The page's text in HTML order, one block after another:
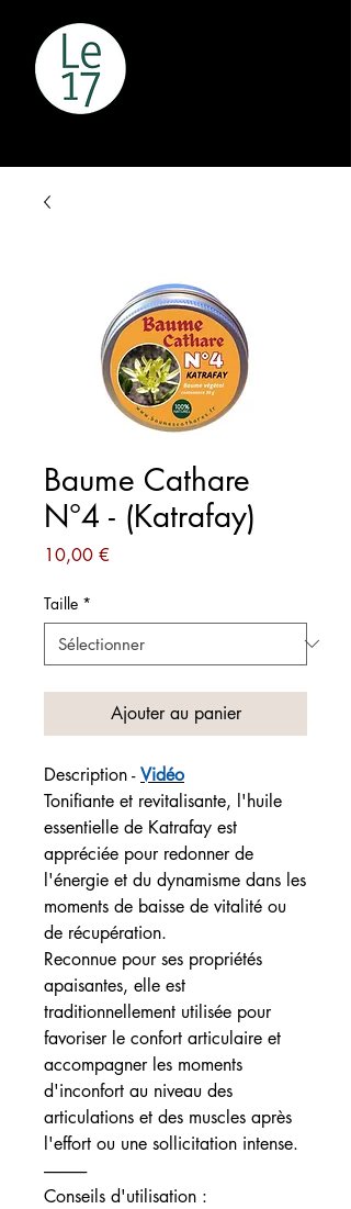
Baume Cathare
N°4 - (Katrafay)
10,00 €
Taille *
Ajouter au panier
Description -Vidéo
Tonifiante et revitalisante, l'huile
essentielle de Katrafay est
appréciée pour redonner de
l'énergie et du dynamisme dans les
moments de baisse de vitalité ou
de récupération.
Reconnue pour ses propriétés
apaisantes, elle est
traditionnellement utilisée pour
favoriser le confort articulaire et
accompagner les moments
d'inconfort au niveau des
articulations et des muscles après
l'effort ou une sollicitation intense.
-------------
Conseils d'utilisation :